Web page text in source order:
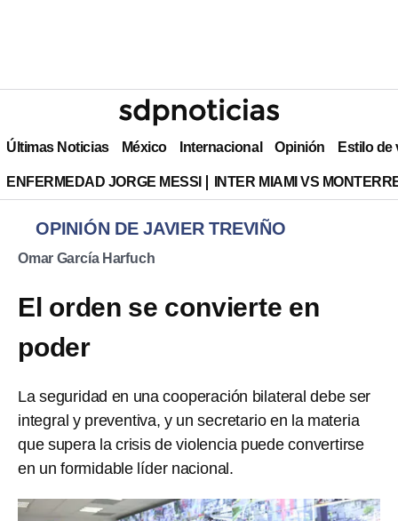
Últimas Noticias México Internacional Opinión Estilo de
ENFERMEDAD JORGE MESSI INTER MIAMI VS
OPINIÓN DE JAVIER TREVIÑO
Omar García Harfuch
El orden se convierte en
poder
La seguridad en una cooperación bilateral debe ser
integral y preventiva, y un secretario en la materia
que supera la crisis de violencia puede convertirse
en un formidable líder nacional.